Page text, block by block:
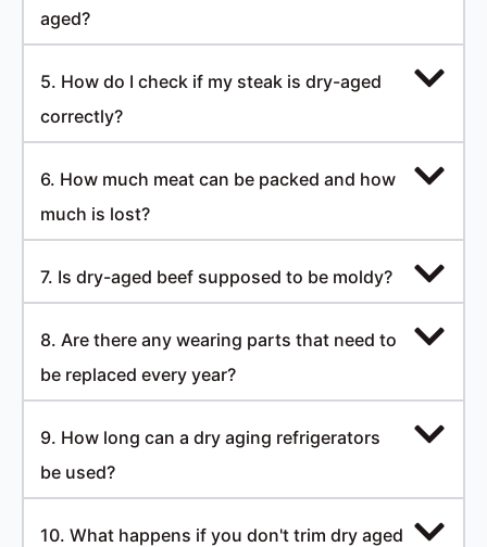
aged?
5. How do I check if my steak is dry-aged
correctly?
6. How much meat can be packed and how
much is lost?
7. Is dry-aged beef supposed to be moldy?
8. Are there any wearing parts that need to
be replaced every year?
9. How long can a dry aging refrigerators
be used?
10. What happens if you don't trim dry aged